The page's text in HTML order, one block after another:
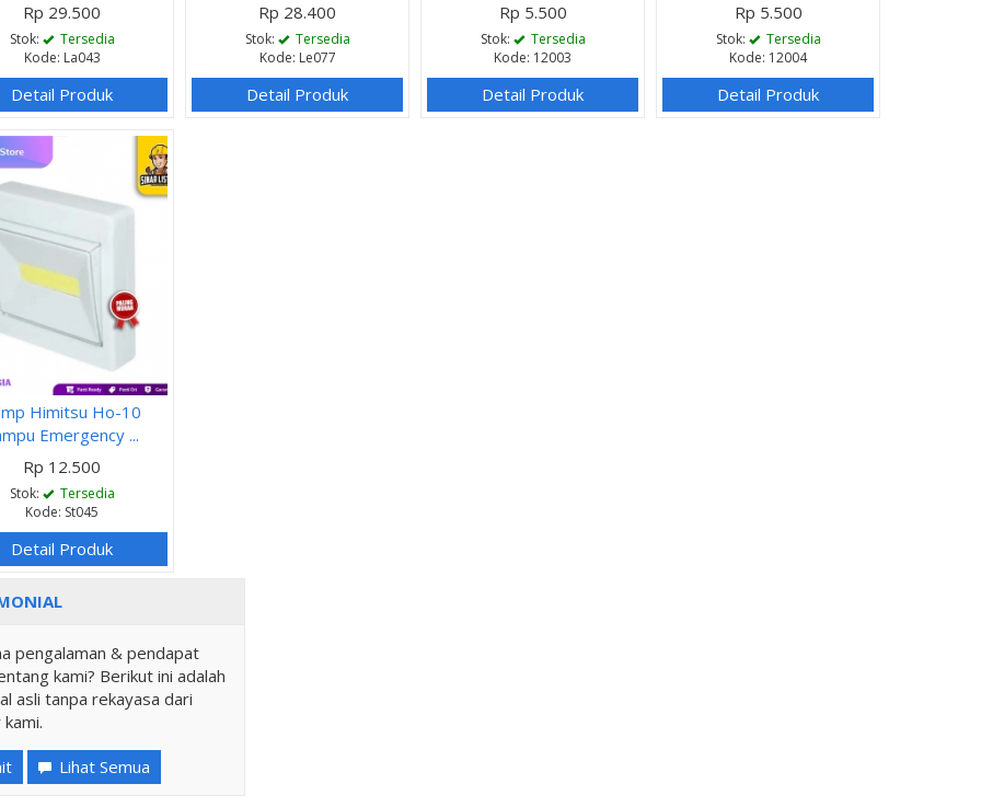
Rp 29.500
Stok:
Tersedia
Kode: La043
Detail Produk
Rp 28.400
Stok:
Tersedia
Kode: Le077
Detail Produk
Rp 5.500
Stok:
Tersedia
Kode: 12003
Detail Produk
Rp 5.500
Stok:
Tersedia
Kode: 12004
Detail Produk
Himitsu Ho-10
Emergency ...
Rp 12.500
Stok:
Tersedia
Kode: St045
Detail Produk
pengalaman & pendapat
kami? Berikut ini adalah
asli tanpa rekayasa dari
Lihat Semua